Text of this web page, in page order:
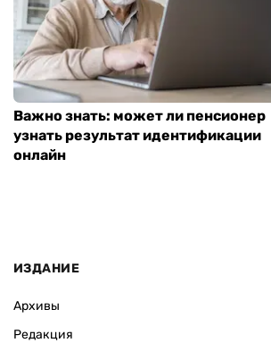
Важно знать: может ли пенсионер
узнать результат идентификации
онлайн
ИЗДАНИЕ
Архивы
Редакция